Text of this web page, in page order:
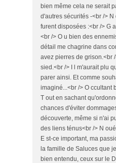
bien même cela ne serait
d'autres sécurités -<br />
furent disposées :<br /> G
<br /> O u bien des
détail me chagrine dans
avez pierres de grison.<br
sied.<br /> I l m'aurait plu
parer ainsi. Et comme
imaginé...<br /> O ccultant
T out en sachant
chances d'éviter
découverte, même si n'ai
des liens ténus<br /> N
E st-ce important, ma
la famille de Saluces que
bien entendu, ceux sur le